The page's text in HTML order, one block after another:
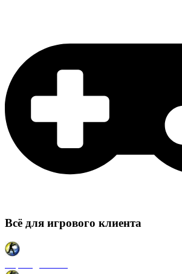
Всё для игрового клиента